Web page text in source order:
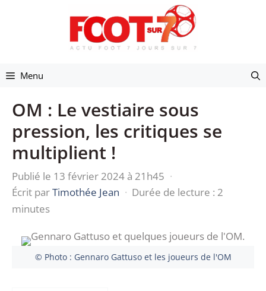
Menu
OM : Le vestiaire sous
pression, les critiques se
multiplient !
Publié le 13 février 2024 à 21h45 ·
Écrit parTimothée Jean · Durée de lecture : 2
minutes
© Photo : Gennaro Gattuso et les joueurs de l'OM